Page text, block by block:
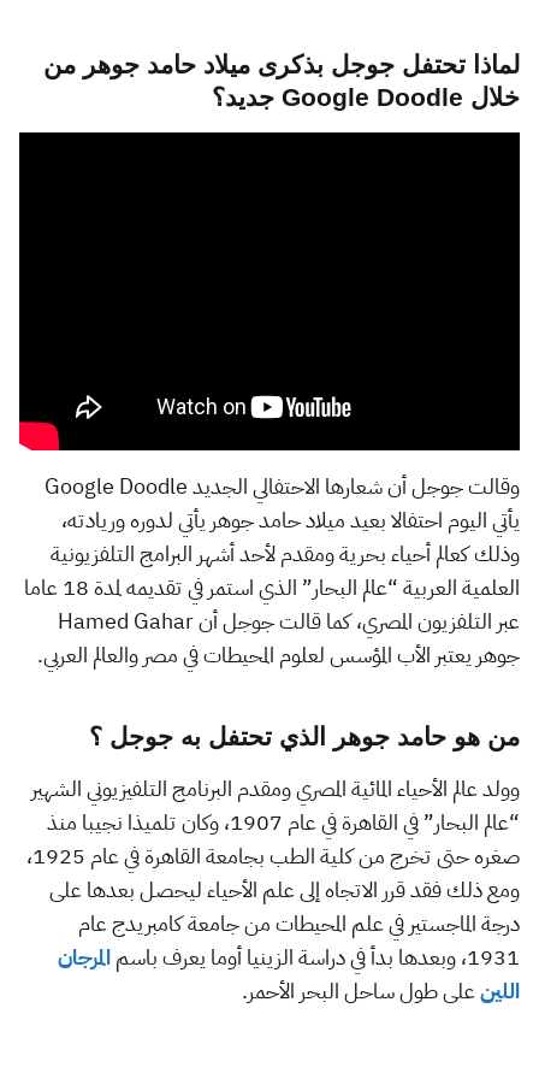
لماذا تحتفل جوجل بذكرى ميلاد حامد جوهر من
خلال Google Doodle جديد؟
وقالت جوجل أن شعارها الاحتفالي الجديد Google Doodle
يأتي اليوم احتفالا بعيد ميلاد حامد جوهر يأتي لدوره وريادته،
وذلك كعالم أحياء بحرية ومقدم لأحد أشهر البرامج التلفزيونية
العلمية العربية “عالم البحار” الذي استمر في تقديمه لمدة 18 عاما
عبر التلفزيون المصري، كما قالت جوجل أن Hamed Gahar
جوهر يعتبر الأب المؤسس لعلوم المحيطات في مصر والعالم العربي.
من هو حامد جوهر الذي تحتفل به جوجل ؟
وولد عالم الأحياء المائية المصري ومقدم البرنامج التلفيزيوني الشهير
“عالم البحار” في القاهرة في عام 1907، وكان تلميذا نجيبا منذ
صغره حتى تخرج من كلية الطب بجامعة القاهرة في عام 1925،
ومع ذلك فقد قرر الاتجاه إلى علم الأحياء ليحصل بعدها على
درجة الماجستير في علم المحيطات من جامعة كامبريدج عام
1931، وبعدها بدأ في دراسة الزينيا أوما يعرف باسم
المرجان
اللينعلى طول ساحل البحر الأحمر.